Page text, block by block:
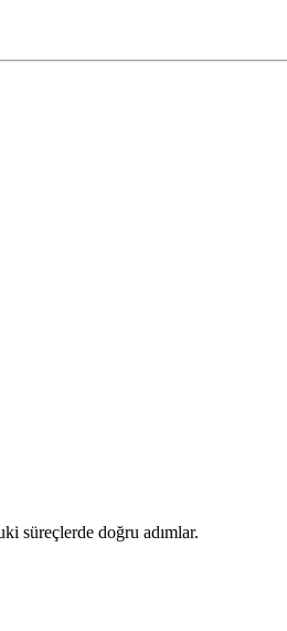
süreçlerde doğru adımlar.